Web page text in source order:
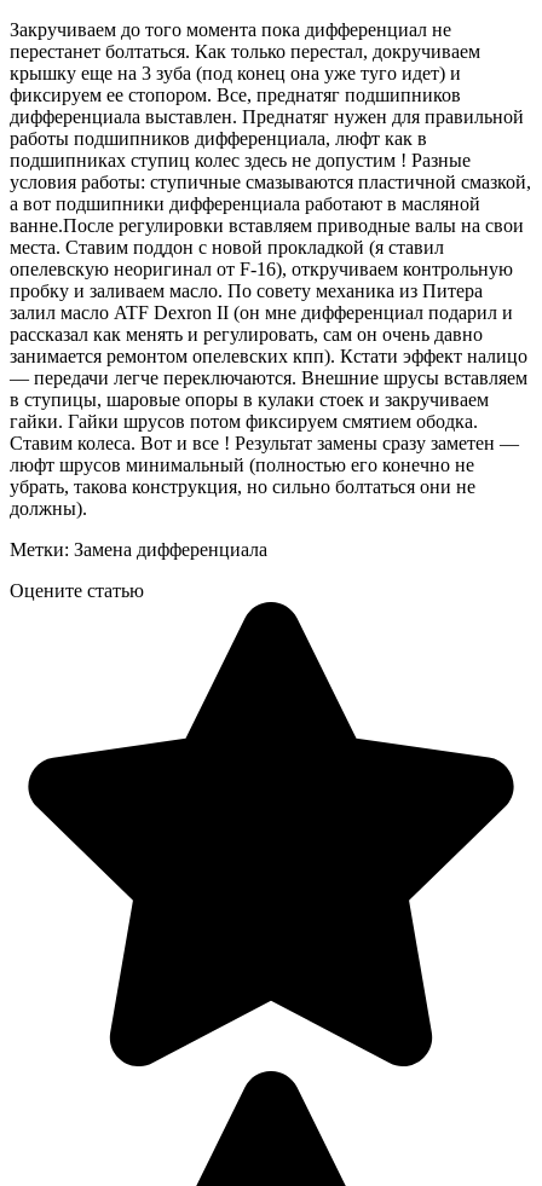
Закручиваем до того момента пока дифференциал не
перестанет болтаться. Как только перестал, докручиваем
крышку еще на 3 зуба (под конец она уже туго идет) и
фиксируем ее стопором. Все, преднатяг подшипников
дифференциала выставлен. Преднатяг нужен для правильной
работы подшипников дифференциала, люфт как в
подшипниках ступиц колес здесь не допустим ! Разные
условия работы: ступичные смазываются пластичной смазкой,
а вот подшипники дифференциала работают в масляной
ванне.После регулировки вставляем приводные валы на свои
места. Ставим поддон с новой прокладкой (я ставил
опелевскую неоригинал от F-16), откручиваем контрольную
пробку и заливаем масло. По совету механика из Питера
залил масло ATF Dexron II (он мне дифференциал подарил и
рассказал как менять и регулировать, сам он очень давно
занимается ремонтом опелевских кпп). Кстати эффект налицо
— передачи легче переключаются. Внешние шрусы вставляем
в ступицы, шаровые опоры в кулаки стоек и закручиваем
гайки. Гайки шрусов потом фиксируем смятием ободка.
Ставим колеса. Вот и все ! Результат замены сразу заметен —
люфт шрусов минимальный (полностью его конечно не
убрать, такова конструкция, но сильно болтаться они не
должны).
Метки: Замена дифференциала
Оцените статью